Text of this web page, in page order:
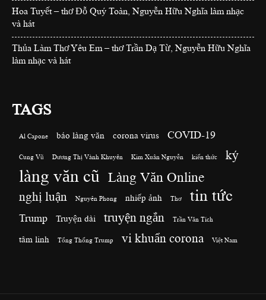
Hoa Tuyết – thơ Đỗ Quý Toàn, Nguyễn Hữu Nghĩa làm nhạc
và hát
Thủa Làm Thơ Yêu Em – thơ Trần Dạ Từ, Nguyễn Hữu Nghĩa
làm nhạc và hát
TAGS
Al Capone báo làng văn corona virus COVID-19
Cung Vũ Dương Thị Vành Khuyên Kim Xuân Nguyễn kiến thức ký
làng văn cũ Làng Văn Online
nghị luận Nguyên Phong nhiếp ảnh Thơ tin tức
Trump Truyện dài truyện ngắn Trần Văn Tích
tâm linh Tổng Thống Trump vi khuẩn corona Việt Nam